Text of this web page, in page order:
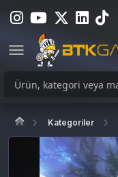
Kategoriler